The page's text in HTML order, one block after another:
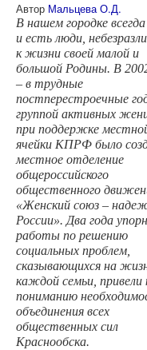
Автор Мальцева О.Д.
В нашем городке
и есть люди,
к жизни своей малой и
большой Родины. В
– в трудные
постперестроечные
группой активных
при поддержке
ячейки КПРФ было
местное отделение
общероссийского
общественного
«Женский союз –
России». Два года
работы по решению
социальных проблем,
сказывающихся на
каждой семьи, привели
пониманию
объединения всех
общественных сил
Краснообска.